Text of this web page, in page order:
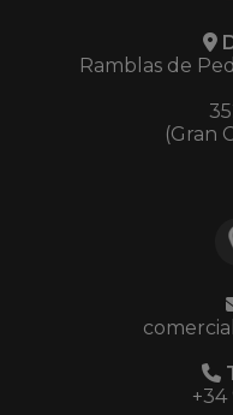
Ramblas de
(Gran
+34